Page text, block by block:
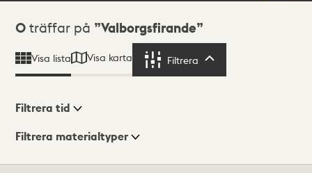
Sökresultat
0 träffar på Valborgsfirande
Visa lista Visa karta Filtrera
Visningsläge
Filtrera tid
Filtrera materialtyper